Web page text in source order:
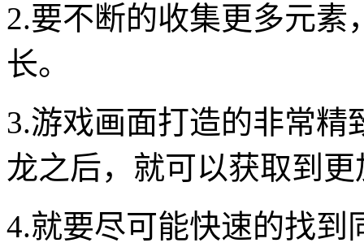
2.要不断的收集更多元素
长。
3.游戏画面打造的非常
龙之后，就可以获取到
4.就要尽可能快速的找到